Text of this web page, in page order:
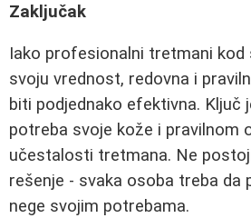
Zaključak
Iako profesionalni tretmani kod
svoju vrednost, redovna i
biti podjednako efektivna. Ključ
potreba svoje kože i pravilnom
učestalosti tretmana. Ne
rešenje - svaka osoba treba da
nege svojim potrebama.